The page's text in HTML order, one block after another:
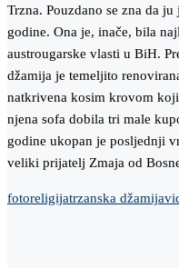
Trzna. Pouzdano se zna da
godine. Ona je, inače, bila
austrougarske vlasti u BiH.
džamija je temeljito
natkrivena kosim krovom
njena sofa dobila tri male
godine ukopan je posljednji
veliki prijatelj Zmaja od
fotoreligijatrzanska džamija